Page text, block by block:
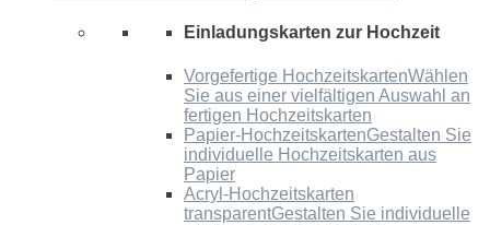
Einladungskarten zur Hochzeit
Vorgefertige HochzeitskartenWählen
Sie aus einer vielfältigen Auswahl an
fertigen Hochzeitskarten
Papier-HochzeitskartenGestalten Sie
individuelle Hochzeitskarten aus
Papier
Acryl-Hochzeitskarten
transparentGestalten Sie individuelle